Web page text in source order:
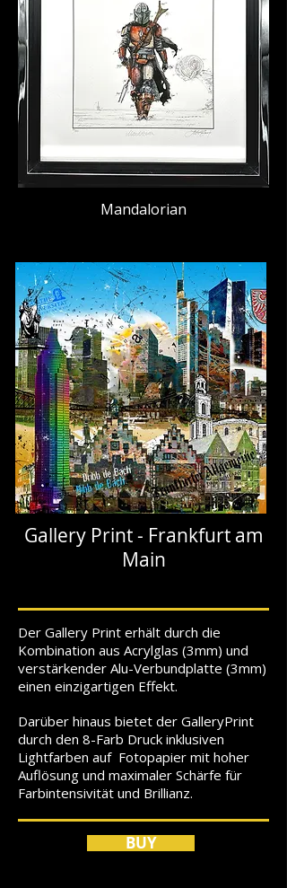
Mandalorian
Gallery Print - Frankfurt am
Main
Der Gallery Print erhält durch die
Kombination aus Acrylglas (3mm) und
verstärkender Alu-Verbundplatte (3mm)
einen einzigartigen Effekt.
Darüber hinaus bietet der GalleryPrint
durch den 8-Farb Druck inklusiven
Lightfarben auf Fotopapier mit hoher
Auflösung und maximaler Schärfe für
Farbintensivität und Brillianz.
BUY